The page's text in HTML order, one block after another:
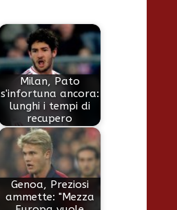
Milan, Pato
s'infortuna ancora:
lunghi i tempi di
recupero
Genoa, Preziosi
ammette: "Mezza